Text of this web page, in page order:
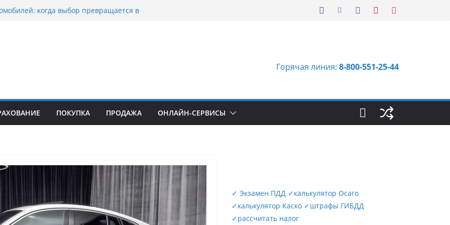
когда выбор превращается в
битых авто в Москве: почему
выбирают mos-auto
серьги: вечная классика или
Горячая линия: 8-800-551-25-44
ПОКУПКА ПРОДАЖА ОНЛАЙН-СЕРВИСЫ
✓ Экзамен ПДД ✓калькулятор Осаго
✓калькулятор Каско ✓штрафы ГИБДД
✓рассчитать налог